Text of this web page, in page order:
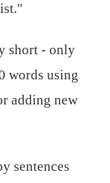
short - only
words using
adding new
sentences